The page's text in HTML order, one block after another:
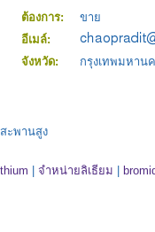
ต้องการ:
ขาย
อีเมล์:
จังหวัด:
กรุงเทพมหาน
ะพานสูง
จำหน่ายลิเธียม